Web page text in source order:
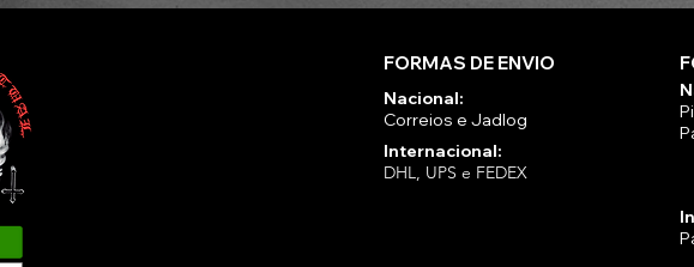
FORMAS DE ENVIO
Nacional:
Correios e Jadlog
Internacional:
DHL, UPS e FEDEX